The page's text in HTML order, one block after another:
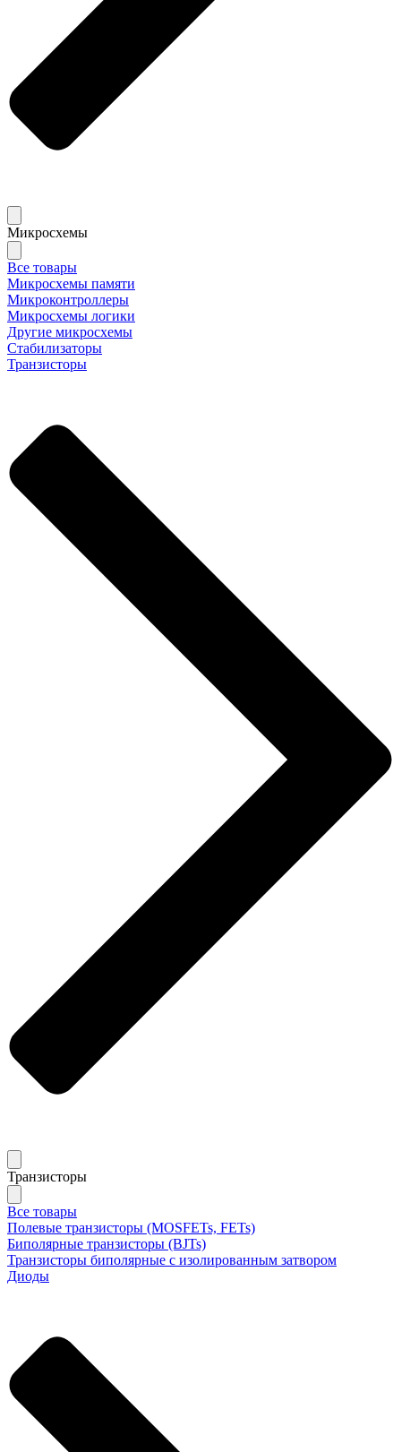
Микросхемы
Все товары
Микросхемы памяти
Микроконтроллеры
Микросхемы логики
Другие микросхемы
Стабилизаторы
Транзисторы
Транзисторы
Все товары
Полевые транзисторы (MOSFETs, FETs)
Биполярные транзисторы (BJTs)
Транзисторы биполярные с изолированным затвором
Диоды